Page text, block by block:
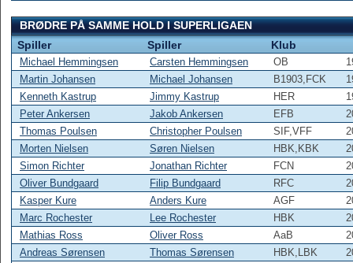
BRØDRE PÅ SAMME HOLD I SUPERLIGAEN
Spiller
Spiller Klub
Michael Hemmingsen Carsten Hemmingsen OB
Martin Johansen
Michael Johansen B1903,FCK
Kenneth Kastrup
Jimmy Kastrup HER
Peter Ankersen
Jakob Ankersen EFB
Thomas Poulsen
Christopher Poulsen SIF,VFF
Morten Nielsen
Søren Nielsen HBK,KBK
Simon Richter
Jonathan Richter FCN
Oliver Bundgaard
Filip Bundgaard RFC
Kasper Kure
Anders Kure AGF
Marc Rochester
Lee Rochester HBK
Mathias Ross
Oliver Ross AaB
Andreas Sørensen
Thomas Sørensen HBK,LBK